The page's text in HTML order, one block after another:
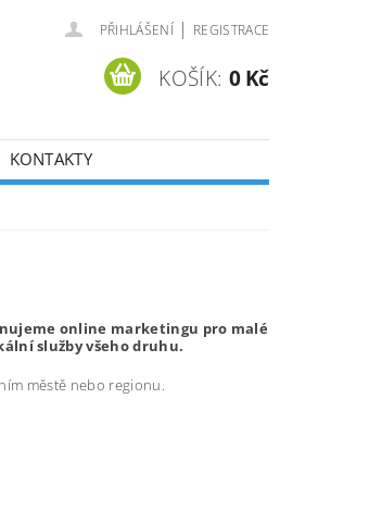
PŘIHLÁŠENÍ | REGISTRACE
KOŠÍK: 0 Kč
KONTAKTY
online marketingu pro malé
služby všeho druhu.
městě nebo regionu.